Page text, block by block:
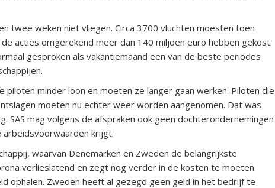
twee weken niet vliegen. Circa 3700 vluchten moesten toen
acties omgerekend meer dan 140 miljoen euro hebben gekost.
gesproken als vakantiemaand een van de beste periodes
piloten minder loon en moeten ze langer gaan werken. Piloten die
moeten nu echter weer worden aangenomen. Dat was
SAS mag volgens de afspraken ook geen dochterondernemingen
krijgt.
waarvan Denemarken en Zweden de belangrijkste
verlieslatend en zegt nog verder in de kosten te moeten
ophalen. Zweden heeft al gezegd geen geld in het bedrijf te